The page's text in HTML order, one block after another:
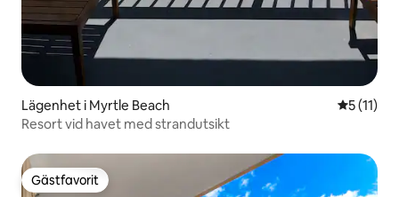
Lägenhet i Myrtle Beach 5 av 5 i
5 (11)
Resort vid havet med strandutsikt
Gästfavorit
Gästfavorit